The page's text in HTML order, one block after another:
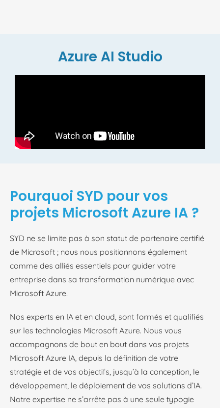
Azure AI Studio
Pourquoi SYD pour vos
projets Microsoft Azure IA ?
SYD ne se limite pas à son statut de partenaire certifié
de Microsoft ; nous nous positionnons également
comme des alliés essentiels pour guider votre
entreprise dans sa transformation numérique avec
Microsoft Azure.
Nos experts en IA et en cloud, sont formés et qualifiés
sur les technologies Microsoft Azure. Nous vous
accompagnons de bout en bout dans vos projets
Microsoft Azure IA, depuis la définition de votre
stratégie et de vos objectifs, jusqu’à la conception, le
développement, le déploiement de vos solutions d’IA.
Notre expertise ne s’arrête pas à une seule typogie